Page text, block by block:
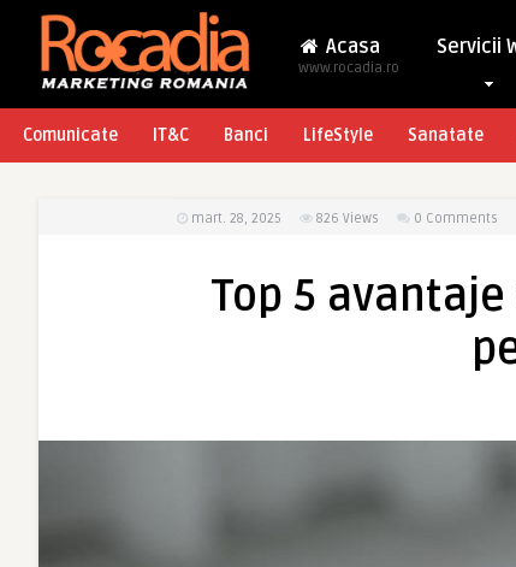
Acasa
www.rocadia.ro
Servicii
Comunicate IT&C Banci LifeStyle Sanatate
mart. 28, 2025 826 Views 0 Comments
Top 5